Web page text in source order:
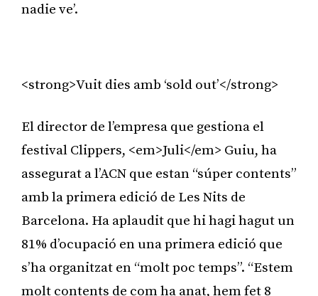
nadie ve’.
<strong>Vuit dies amb ‘sold out’</strong>
El director de l’empresa que gestiona el
festival Clippers, <em>Juli</em> Guiu, ha
assegurat a l’ACN que estan “súper contents”
amb la primera edició de Les Nits de
Barcelona. Ha aplaudit que hi hagi hagut un
81% d’ocupació en una primera edició que
s’ha organitzat en “molt poc temps”. “Estem
molt contents de com ha anat, hem fet 8